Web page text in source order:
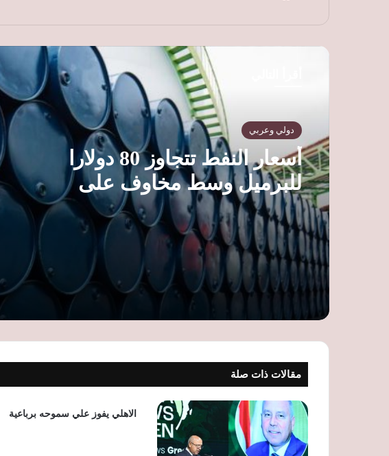
الوي
ب
دولي وعربي
أسعار النفط تتجاوز 80 دولارا
للبرميل وسط مخاوف على
الإمدادات وترقب محادثات مضيق
هرمز
مقالات ذات صلة
الاهلي يفوز علي سموحه برباعية